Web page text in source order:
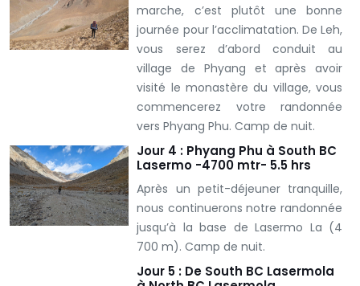
marche, c’est plutôt une bonne
journée pour l’acclimatation. De Leh,
vous serez d’abord conduit au
village de Phyang et après avoir
visité le monastère du village, vous
commencerez votre randonnée
vers Phyang Phu. Camp de nuit.
Jour 4 : Phyang Phu à South BC
Lasermo -4700 mtr- 5.5 hrs
Après un petit-déjeuner tranquille,
nous continuerons notre randonnée
jusqu’à la base de Lasermo La (4
700 m). Camp de nuit.
Jour 5 : De South BC Lasermola